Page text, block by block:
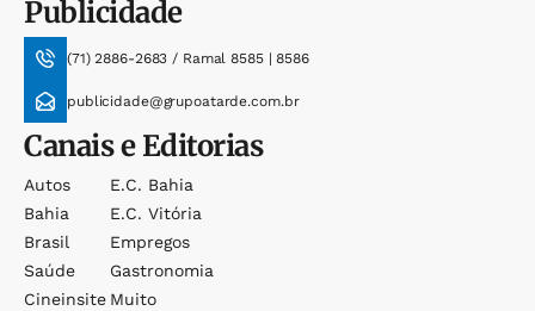
Publicidade
(71) 2886-2683 / Ramal 8585 | 8586
publicidade@grupoatarde.com.br
Canais e Editorias
Autos
Bahia
Brasil
Saúde
Cineinsite
E.c. Bahia
E.c. Vitória
Empregos
Gastronomia
Muito